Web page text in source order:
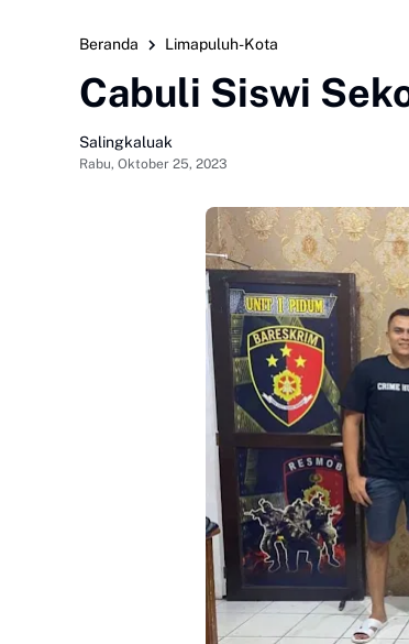
Beranda Limapuluh-Kota
Cabuli Siswi
Salingkaluak
Rabu, Oktober 25, 2023